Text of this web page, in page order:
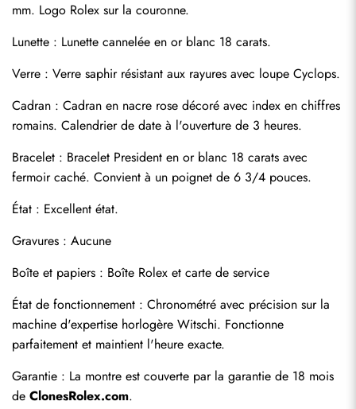
mm. Logo Rolex sur la couronne.
Lunette : Lunette cannelée en or blanc 18 carats.
Verre : Verre saphir résistant aux rayures avec loupe Cyclops.
Cadran : Cadran en nacre rose décoré avec index en chiffres
romains. Calendrier de date à l'ouverture de 3 heures.
Bracelet : Bracelet President en or blanc 18 carats avec
fermoir caché. Convient à un poignet de 6 3/4 pouces.
État : Excellent état.
Gravures : Aucune
Boîte et papiers : Boîte Rolex et carte de service
État de fonctionnement : Chronométré avec précision sur la
machine d'expertise horlogère Witschi. Fonctionne
parfaitement et maintient l'heure exacte.
Garantie : La montre est couverte par la garantie de 18 mois
de ClonesRolex.com.